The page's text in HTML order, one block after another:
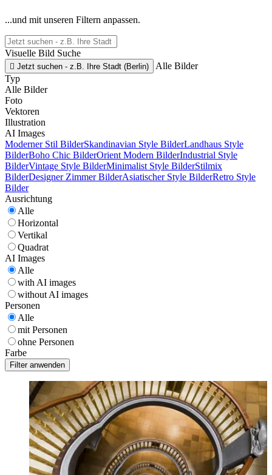
...und mit unseren Filtern anpassen.
Visuelle Bild Suche
 Jetzt suchen - z.B. Ihre Stadt (Berlin)
Alle Bilder
Typ
Alle Bilder
Foto
Vektoren
Illustration
AI Images
Moderner Stil BilderSkandinavian Style BilderLandhaus Style
BilderBoho Chic BilderOrient Modern BilderIndustrial Style
BilderVintage Style BilderMinimalist Style BilderStilmix
BilderDesigner Zimmer BilderAsiatischer Style BilderRetro Style
Bilder
Ausrichtung
Alle
Horizontal
Vertikal
Quadrat
AI Images
Alle
with AI images
without AI images
Personen
Alle
mit Personen
ohne Personen
Farbe